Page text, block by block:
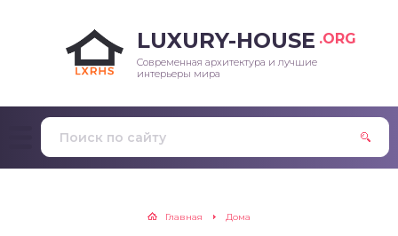
LUXURY-HOUSE .ORG
Современная архитектура и лучшие
интерьеры мира
Главная Дома